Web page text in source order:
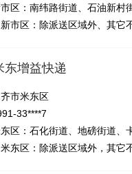
区：南纬路街道、石油新村
市区：除派送区域外、其它
东增益快递
市米东区
33****7
区：石化街道、地磅街道、
东区：除派送区域外，其它